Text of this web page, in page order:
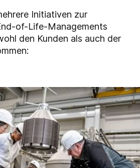
Initiativen zur
of-Life-Managements
den Kunden als auch der